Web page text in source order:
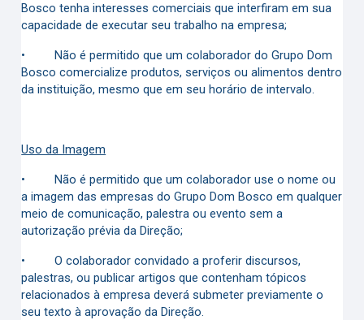
Bosco tenha interesses comerciais que interfiram em sua
capacidade de executar seu trabalho na empresa;
•Não é permitido que um colaborador do Grupo Dom
Bosco comercialize produtos, serviços ou alimentos dentro
da instituição, mesmo que em seu horário de intervalo.
Uso da Imagem
•Não é permitido que um colaborador use o nome ou
a imagem das empresas do Grupo Dom Bosco em qualquer
meio de comunicação, palestra ou evento sem a
autorização prévia da Direção;
•O colaborador convidado a proferir discursos,
palestras, ou publicar artigos que contenham tópicos
relacionados à empresa deverá submeter previamente o
seu texto à aprovação da Direção.